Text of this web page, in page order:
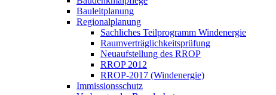
Bauleitplanung
Regionalplanung
Sachliches Teilprogramm Windenergie
Raumverträglichkeitsprüfung
Neuaufstellung des RROP
RROP 2012
RROP-2017 (Windenergie)
Immissionsschutz